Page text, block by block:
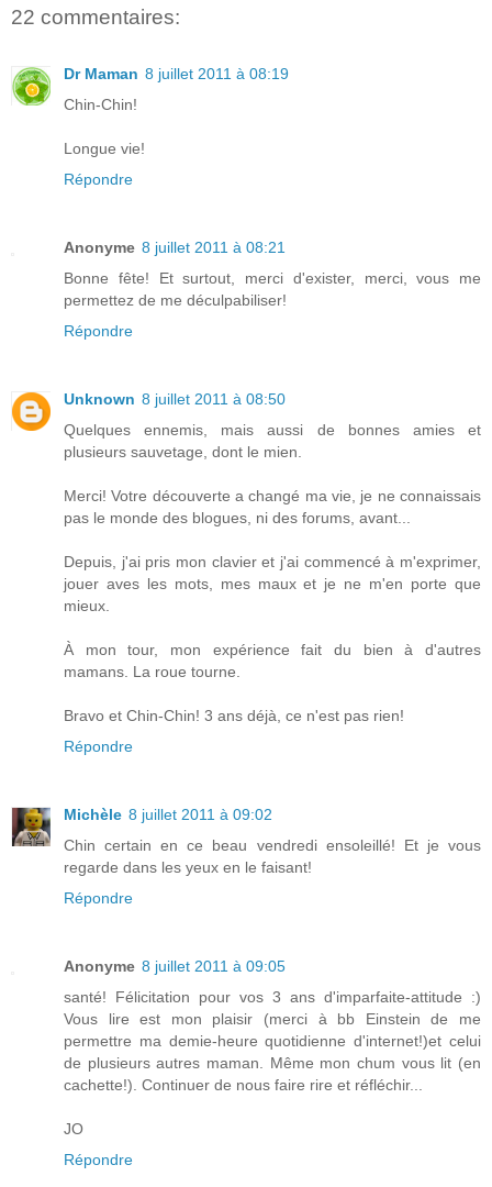
22 commentaires:
Dr Maman 8 juillet 2011 à 08:19
Chin-Chin!
Longue vie!
Répondre
Anonyme 8 juillet 2011 à 08:21
Bonne fête! Et surtout, merci d'exister, merci, vous me
permettez de me déculpabiliser!
Répondre
Unknown 8 juillet 2011 à 08:50
Quelques ennemis, mais aussi de bonnes amies et
plusieurs sauvetage, dont le mien.
Merci! Votre découverte a changé ma vie, je ne connaissais
pas le monde des blogues, ni des forums, avant...
Depuis, j'ai pris mon clavier et j'ai commencé à m'exprimer,
jouer aves les mots, mes maux et je ne m'en porte que
mieux.
À mon tour, mon expérience fait du bien à d'autres
mamans. La roue tourne.
Bravo et Chin-Chin! 3 ans déjà, ce n'est pas rien!
Répondre
Michèle 8 juillet 2011 à 09:02
Chin certain en ce beau vendredi ensoleillé! Et je vous
regarde dans les yeux en le faisant!
Répondre
Anonyme 8 juillet 2011 à 09:05
santé! Félicitation pour vos 3 ans d'imparfaite-attitude :)
Vous lire est mon plaisir (merci à bb Einstein de me
permettre ma demie-heure quotidienne d'internet!)et celui
de plusieurs autres maman. Même mon chum vous lit (en
cachette!). Continuer de nous faire rire et réfléchir...
JO
Répondre